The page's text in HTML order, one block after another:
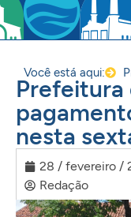
Você está aqui:
Prefeitura
nesta
28 / fevereiro /
Redação